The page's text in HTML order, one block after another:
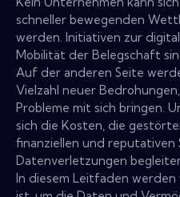
schneller bewegenden
werden. Initiativen zur
Mobilität der Belegschaft
Auf der anderen Seite
Vielzahl neuer
Probleme mit sich bringen.
sich die Kosten, die
finanziellen und reputativen
Datenverletzungen
In diesem Leitfaden